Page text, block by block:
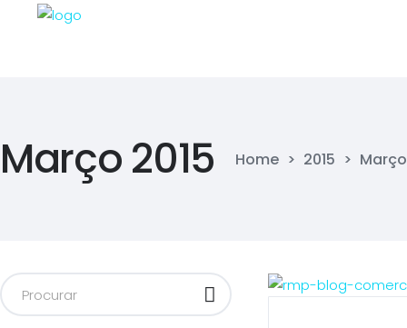
Março 2015 Home > 2015 > Março